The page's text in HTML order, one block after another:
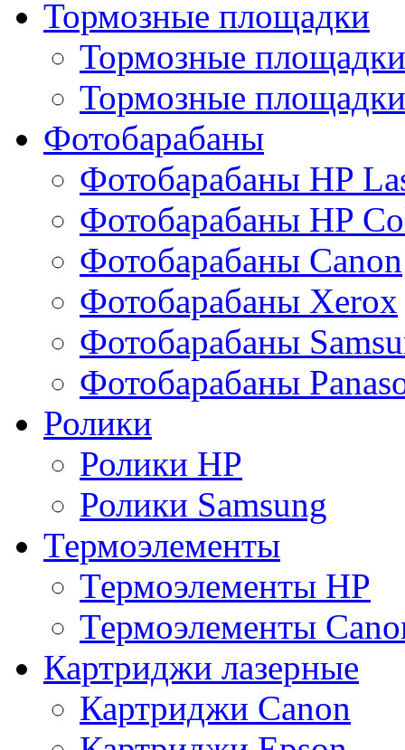
Тормозные площадки
Тормозные
Тормозные
Фотобарабаны
Фотобарабаны HP
Фотобарабаны HP
Фотобарабаны Canon
Фотобарабаны Xerox
Фотобарабаны
Фотобарабаны
Ролики
Ролики HP
Ролики Samsung
Термоэлементы
Термоэлементы HP
Термоэлементы
Картриджи лазерные
Картриджи Canon